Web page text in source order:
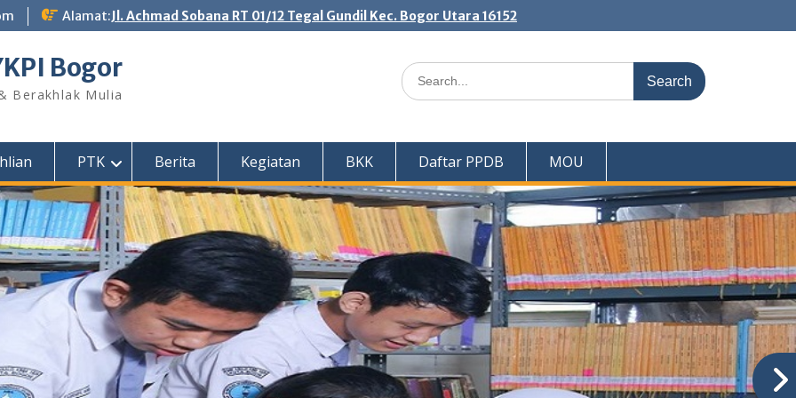
Alamat:Jl. Achmad Sobana RT 01/12 Tegal Gundil Kec. Bogor Utara 16152
Bogor
Berakhlak Mulia
Search
for:
PTK Berita Kegiatan BKK Daftar PPDB MOU